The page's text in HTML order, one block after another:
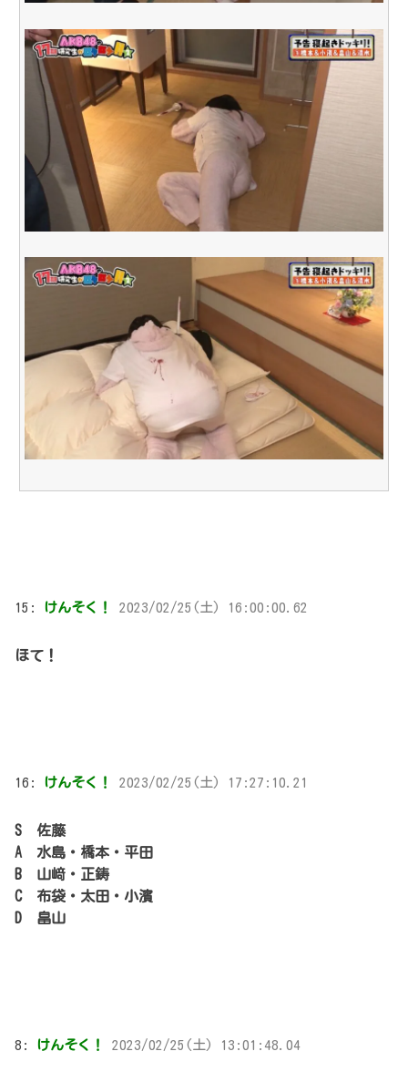
15: けんそく！ 2023/02/25(土) 16:00:00.62
ほて！
16: けんそく！ 2023/02/25(土) 17:27:10.21
S 佐藤
A 水島・橋本・平田
B 山﨑・正鋳
C 布袋・太田・小濱
D 畠山
8: けんそく！ 2023/02/25(土) 13:01:48.04